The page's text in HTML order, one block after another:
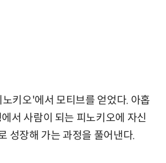
키오'에서 모티브를 얻었다. 아홉
서 사람이 되는 피노키오에 자신
성장해 가는 과정을 풀어낸다.